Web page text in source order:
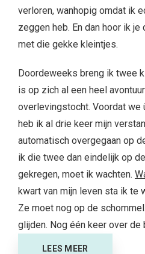
verloren, wanhopig omdat ik
zeggen heb. En dan hoor ik je
met die gekke kleintjes.
Doordeweeks breng ik twee
is op zich al een heel
overlevingstocht. Voordat we
heb ik al drie keer mijn
automatisch overgegaan op
ik die twee dan eindelijk op
gekregen, moet ik wachten.
kwart van mijn leven sta ik te
Ze moet nog op de
glijden. Nog één keer over de
LEES MEER